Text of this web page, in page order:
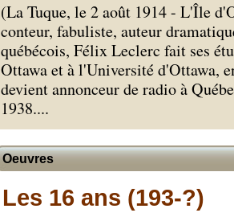
(La Tuque, le 2 août 1914 - L'Île
conteur, fabuliste, auteur
québécois, Félix Leclerc fait ses
Ottawa et à l'Université d'Ottawa,
devient annonceur de radio à
1938....
Oeuvres
Les 16 ans (193-?)